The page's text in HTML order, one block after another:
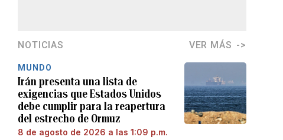
NOTICIAS VER MÁS
MUNDO
Irán presenta una lista de
exigencias que Estados Unidos
debe cumplir para la reapertura
del estrecho de Ormuz
8 de agosto de 2026 a las 1:09 p.m.